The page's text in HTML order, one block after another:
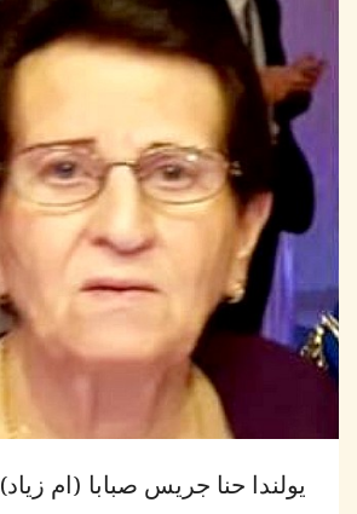
يولندا حنا جريس صبابا (ام زياد)